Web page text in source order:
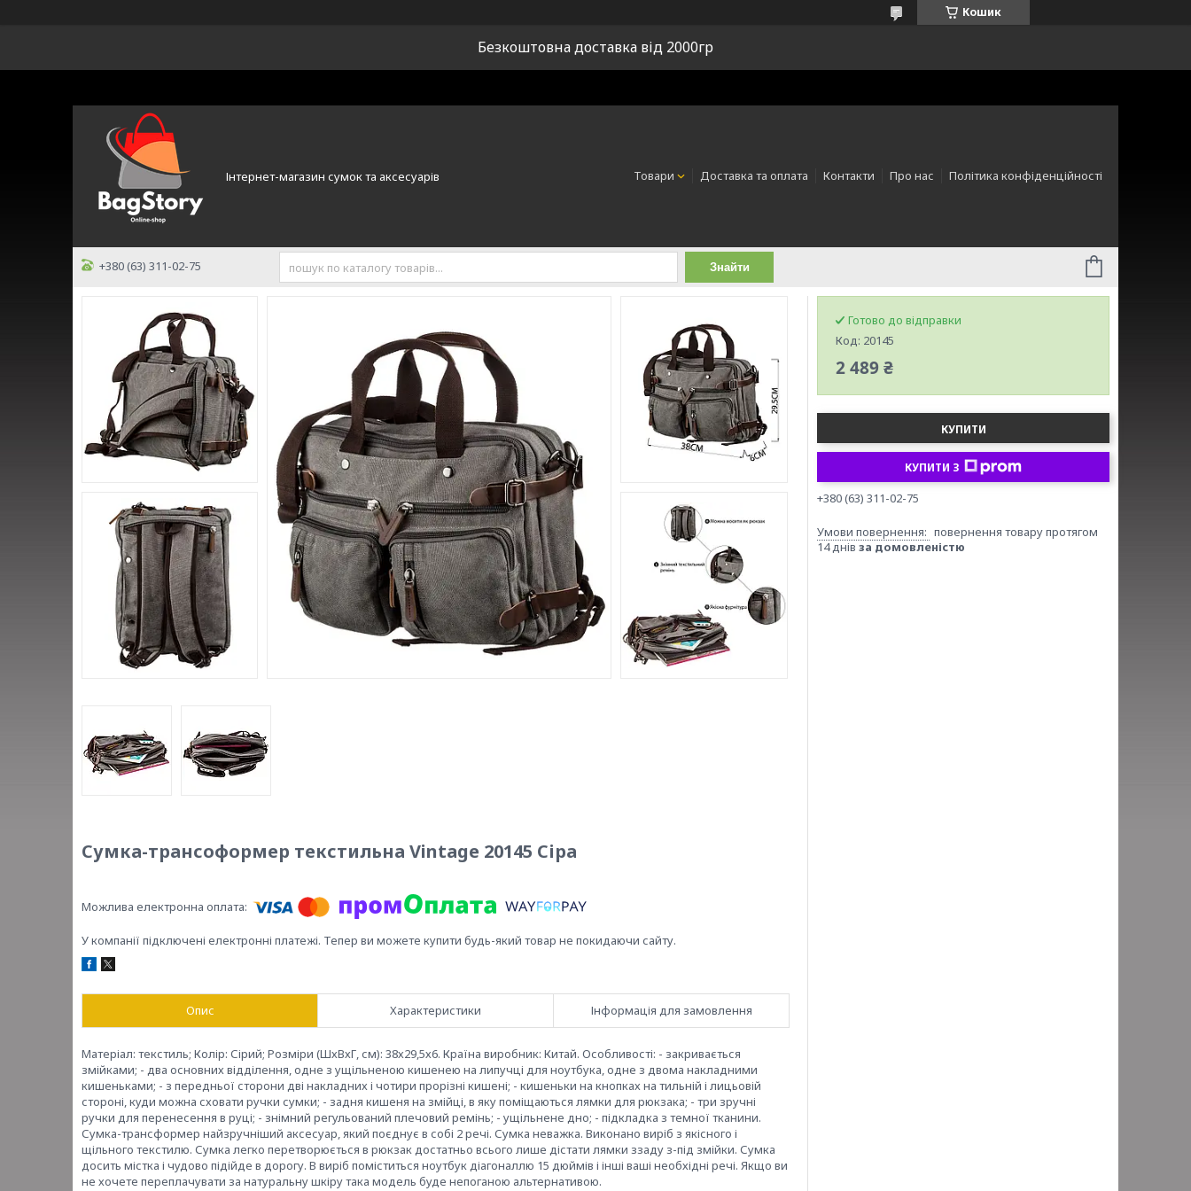
Кошик
Безкоштовна доставка від 2000гр
Інтернет-магазин сумок та аксесуарів Товари Доставка та оплата Контакти Про нас Політика конфіденційності
+380 (63) 311-02-75 Знайти
Сумка-трансоформер текстильна Vintage 20145 Сіра
У компанії підключені електронні платежі. Тепер ви можете купити будь-який товар не покидаючи сайту.
Опис Характеристики Інформація для замовлення
Матеріал: текстиль; Колір: Сірий; Розміри (ШхВхГ, см): 38х29,5х6. Країна виробник: Китай. Особливості: - закривається
змійками; - два основних відділення, одне з ущільненою кишенею на липучці для ноутбука, одне з двома накладними
кишеньками; - з передньої сторони дві накладних і чотири прорізні кишені; - кишеньки на кнопках на тильній і лицьовій
стороні, куди можна сховати ручки сумки; - задня кишеня на змійці, в яку поміщаються лямки для рюкзака; - три зручні
ручки для перенесення в руці; - знімний регульований плечовий ремінь; - ущільнене дно; - підкладка з темної тканини.
Сумка-трансформер найзручніший аксесуар, який поєднує в собі 2 речі. Сумка неважка. Виконано виріб з якісного і
щільного текстилю. Сумка легко перетворюється в рюкзак достатньо всього лише дістати лямки ззаду з-під змійки. Сумка
досить містка і чудово підійде в дорогу. В виріб поміститься ноутбук діагоналлю 15 дюймів і інші ваші необхідні речі. Якщо ви
не хочете переплачувати за натуральну шкіру така модель буде непоганою альтернативою.
Готово до відправки
Код: 20145
2 489 ₴
КУПИТИ
КУПИТИ З
+380 (63) 311-02-75
повернення товару протягом
14 днів за домовленістю